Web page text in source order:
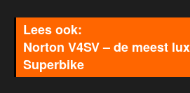
Norton V4SV – de meest
Superbike